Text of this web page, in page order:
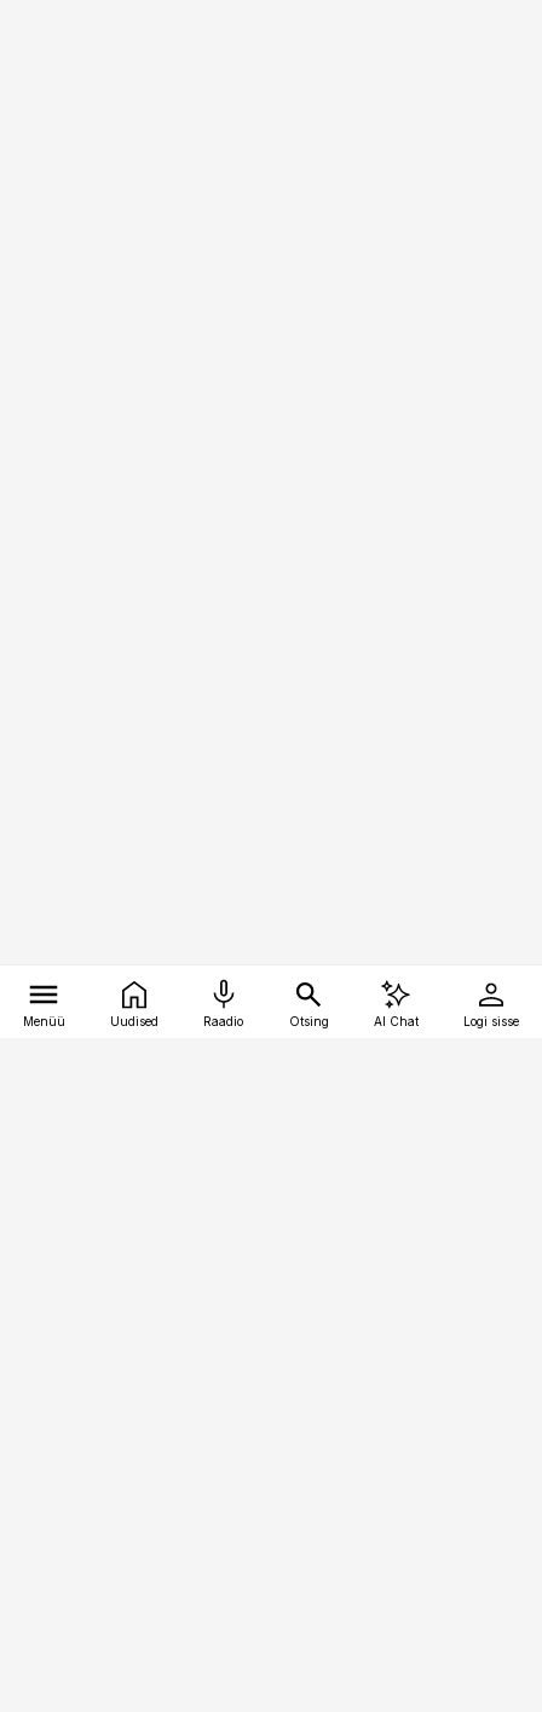
Menüü Uudised Raadio Otsing AI Chat Logi sisse